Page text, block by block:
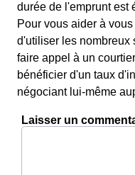
durée de l'emprunt est
Pour vous aider à
d'utiliser les nombreux
faire appel à un
bénéficier d'un taux
négociant lui-même
Laisser un